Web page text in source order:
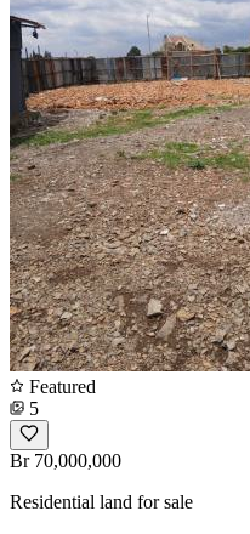
Featured
5
Br 70,000,000
Residential land for sale